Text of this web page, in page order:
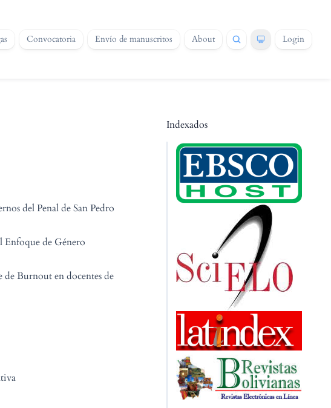
Convocatoria Envío de manuscritos About Login
del Penal de San Pedro
Enfoque de Género
Burnout en docentes de
Indexados